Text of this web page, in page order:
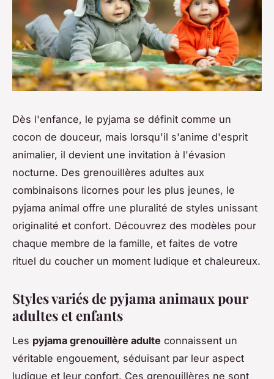
Dès l'enfance, le pyjama se définit comme un
cocon de douceur, mais lorsqu'il s'anime d'esprit
animalier, il devient une invitation à l'évasion
nocturne. Des grenouillères adultes aux
combinaisons licornes pour les plus jeunes, le
pyjama animal offre une pluralité de styles unissant
originalité et confort. Découvrez des modèles pour
chaque membre de la famille, et faites de votre
rituel du coucher un moment ludique et chaleureux.
Styles variés de pyjama animaux pour
adultes et enfants
Les pyjama grenouillère adulte connaissent un
véritable engouement, séduisant par leur aspect
ludique et leur confort. Ces grenouillères ne sont